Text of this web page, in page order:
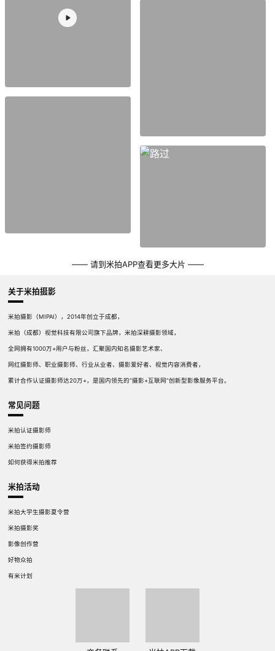
—— 请到米拍APP查看更多大片 ——
关于米拍摄影
米拍摄影（MIPAI），2014年创立于成都，
米拍（成都）视觉科技有限公司旗下品牌，米拍深耕摄影领域，
全网拥有1000万+用户与粉丝，汇聚国内知名摄影艺术家、
网红摄影师、职业摄影师、行业从业者、摄影爱好者、视觉内容消费者，
累计合作认证摄影师达20万+，是国内领先的“摄影+互联网”创新型影像服务平台。
常见问题
米拍认证摄影师
米拍签约摄影师
如何获得米拍推荐
米拍活动
米拍大学生摄影夏令营
米拍摄影奖
影像创作营
好物众拍
有米计划